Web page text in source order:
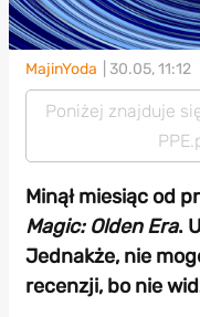
MajinYoda | 30.05, 11:12
Poniżej znajduje
Minął miesiąc od
Magic: Olden Era.
Jednakże, nie
recenzji, bo nie